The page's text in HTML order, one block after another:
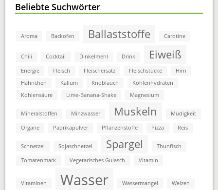
Beliebte Suchwörter
Aroma Backofen Ballaststoffe Carotine
Chili Cocktail Dinkelmehl Drink Eiweiß
Energie Fleisch Fleischersatz Fleischstücke
Hirn
Hähnchen
Kalium Knoblauch
Kohlenhydraten
Kohlensäure
Lime-Banana-Shake Magnesium
Mineralstoffen Minzwasser Muskeln Müdigkeit
Organe Paprikapulver Pflanzenstoffe Pizza Reis
Schnetzel Sojaschnetzel Spargel Thunfisch
Tomatenmark Vegetarisches Gulasch Vitamin
Vitaminen Wasser Wassermangel Weizen